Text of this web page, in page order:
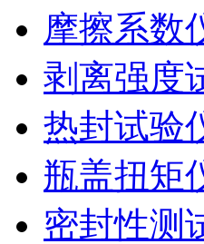
摩擦系数
剥离强度
热封试验
瓶盖扭矩
密封性测